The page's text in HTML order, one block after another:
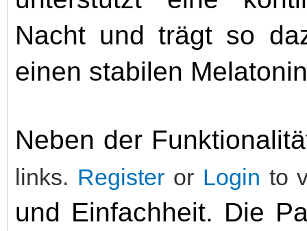
Nacht und trägt so
einen stabilen
Neben der
links. Registeror Login to
und Einfachheit. Die